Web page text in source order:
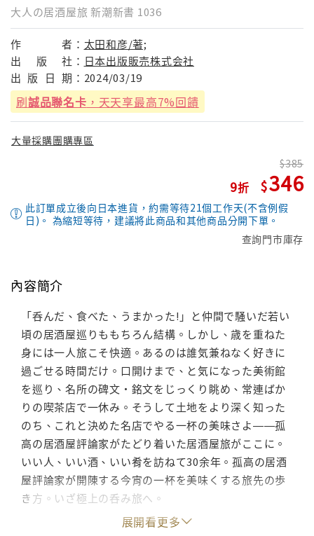
大人の居酒屋旅 新潮新書 1036
作 者： 太田和彦/著;
出
版 社： 日本出版販売株式会社
出 版 日 期： 2024/03/19
刷誠品聯名卡 ，天天享最高7%回饋
大量採購團購專區
9
385
346
此訂單成立後向日本進貨，約需等待21個工作天(不含例假
日)。 為縮短等待，建議將此商品和其他商品分開下單。
查詢門市庫存
內容簡介
「呑んだ、食べた、うまかった!」と仲間で騒いだ若い
頃の居酒屋巡りももちろん結構。しかし、歳を重ねた
身には一人旅こそ快適。あるのは誰気兼ねなく好きに
過ごせる時間だけ。口開けまで、と気になった美術館
を巡り、名所の碑文・銘文をじっくり眺め、常連ばか
りの喫茶店で一休み。そうして土地をより深く知った
のち、これと決めた名店でやる一杯の美味さよ――孤
高の居酒屋評論家がたどり着いた居酒屋旅がここに。
いい人、いい酒、いい肴を訪ねて30余年。孤高の居酒
屋評論家が開陳する今宵の一杯を美味くする旅先の歩
き方。いざ極上の呑み旅へ。
展開看更多